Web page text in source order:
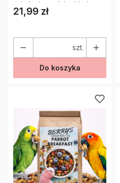
śniadaniowe, lub obiadowe
| Pokarm dla papug na
Cena
21,99 zł
szt.
Do koszyka